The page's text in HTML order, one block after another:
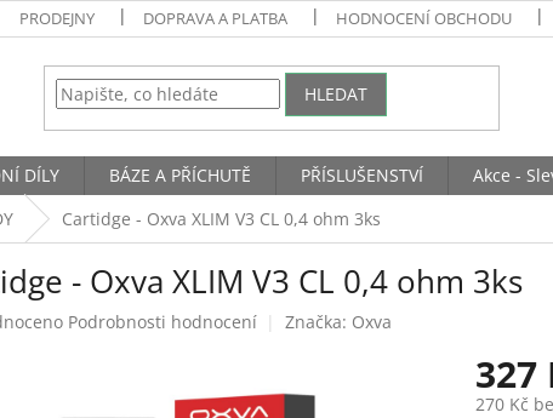
PRODEJNY DOPRAVA A PLATBA HODNOCENÍ OBCHODU
HLEDAT
DÍLY BÁZE A PŘÍCHUTĚ PŘÍSLUŠENSTVÍ Akce -
Cartidge - Oxva XLIM V3 CL 0,4 ohm 3ks
- Oxva XLIM V3 CL 0,4 ohm 3ks
Podrobnosti hodnocení Značka: Oxva
327
270 Kč